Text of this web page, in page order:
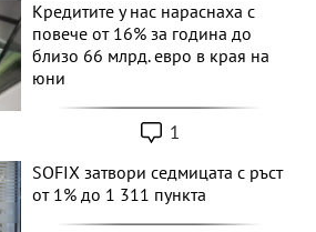
Кредитите у нас нараснаха с
повече от 16% за година до
близо 66 млрд. евро в края на
юни
1
SOFIX затвори седмицата с ръст
от 1% до 1 311 пункта